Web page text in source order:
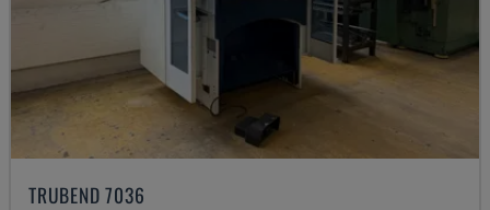
TRUBEND 7036